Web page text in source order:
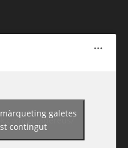
guiadereus/
galetes
contingut